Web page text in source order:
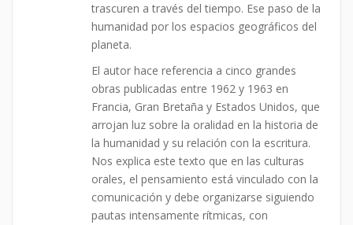
trascuren a través del tiempo. Ese paso de la
humanidad por los espacios geográficos del
planeta.
El autor hace referencia a cinco grandes
obras publicadas entre 1962 y 1963 en
Francia, Gran Bretaña y Estados Unidos, que
arrojan luz sobre la oralidad en la historia de
la humanidad y su relación con la escritura.
Nos explica este texto que en las culturas
orales, el pensamiento está vinculado con la
comunicación y debe organizarse siguiendo
pautas intensamente rítmicas, con